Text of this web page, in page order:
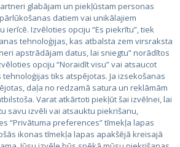
glabājam un piekļūstam personas
datiem vai unikālajiem
ierīcē. Izvēloties opciju “Es piekrītu”, tiek
tehnoloģijas, kas atbalsta zem virsraksta
apstrādājam datus, lai sniegtu” norādītos
opciju “Noraidīt visu” vai atsaucot
tehnoloģijas tiks atspējotas. Ja izsekošanas
daļa no redzamā satura un reklāmām
Varat atkārtoti piekļūt šai izvēlnei, lai
savu izvēli vai atsauktu piekrišanu,
“Privātuma preferences” tīmekļa lapas
ikonas tīmekļa lapas apakšējā kreisajā